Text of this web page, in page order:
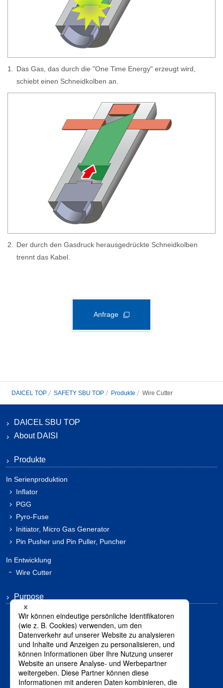
1.
Das Gas, das durch die "One Time Energy" erzeugt wird,
schiebt einen Schneidkolben an.
2. Der durch den Gasdruck herausgedrückte Schneidkolben
trennt das Kabel.
Anfrage
DAICEL TOP SAFETY SBU TOP Produkte Wire Cutter
DAICEL SBU TOP
About DAISI
Produkte
In Serienproduktion
Inflator
PGG
Pyro-Fuse
Initiator, Micro Gas Generator
Pin Pusher und Pin Puller, Puncher
In Entwicklung
Wire Cutter
Purpose
Mobilität
Lebensretter
Katastrophenschutz
Verbrechensvermeidung
Industrie Anlagen, Installationen
Elektrizität